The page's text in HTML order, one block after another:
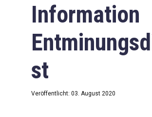
Information
st
Veröffentlicht: 03. August 2020